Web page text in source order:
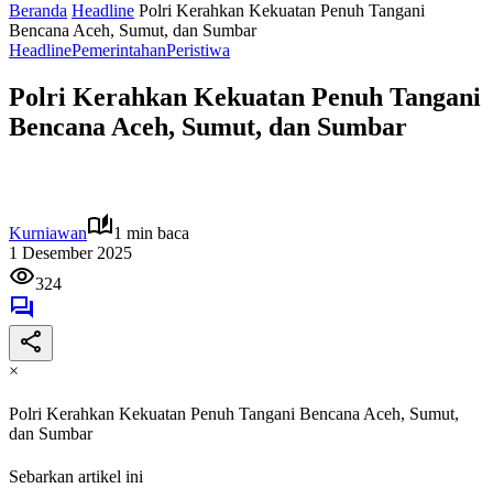
Beranda Headline Polri Kerahkan Kekuatan Penuh Tangani
Bencana Aceh, Sumut, dan Sumbar
HeadlinePemerintahanPeristiwa
Polri Kerahkan Kekuatan Penuh Tangani
Bencana Aceh, Sumut, dan Sumbar
Kurniawan
1 min baca
1 Desember 2025
324
×
Polri Kerahkan Kekuatan Penuh Tangani Bencana Aceh, Sumut,
dan Sumbar
Sebarkan artikel ini